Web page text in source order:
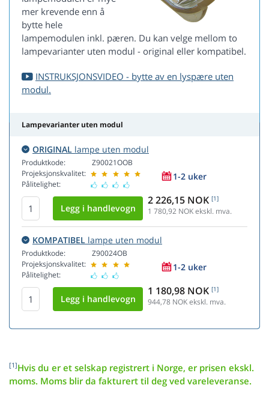
mer krevende enn å
bytte hele
lampemodulen inkl. pæren. Du kan velge mellom to
lampevarianter uten modul - original eller kompatibel.
INSTRUKSJONSVIDEO - bytte av en lyspære uten
modul.
Lampevarianter uten modul
ORIGINAL lampe uten modul
Produktkode:
Projeksjonskvalitet:
Pålitelighet:
Z90021OOB
1-2 uker
2 226,15 NOK [1]
1 780,92 NOK ekskl. mva.
KOMPATIBEL lampe uten modul
Produktkode:
Projeksjonskvalitet:
Pålitelighet:
Z90024OB
1-2 uker
1 180,98 NOK [1]
944,78 NOK ekskl. mva.
[1]Hvis du er et selskap registrert i Norge, er prisen ekskl.
moms. Moms blir da fakturert til deg ved vareleveranse.